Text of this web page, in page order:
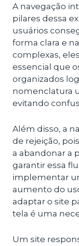
A navegação
pilares dessa
usuários
forma clara e
complexas,
essencial que
organizados
nomenclatura
evitando
Além disso, a
de rejeição,
a abandonar a
garantir essa
implementar
aumento do
adaptar o site
tela é uma
Um site